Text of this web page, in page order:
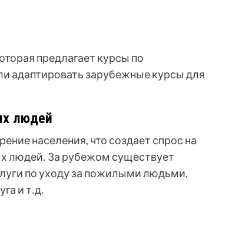
предлагает курсы по
адаптировать зарубежные курсы для
людей
населения, что создает спрос на
людей․ За рубежом существует
по уходу за пожилыми людьми,
и т․д․